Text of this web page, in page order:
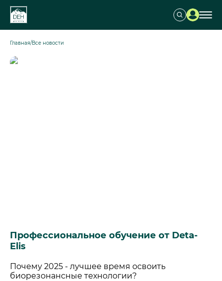
Главная/Все новости
Профессиональное обучение от Deta-
Elis
Почему 2025 - лучшее время освоить
биорезонансные технологии?